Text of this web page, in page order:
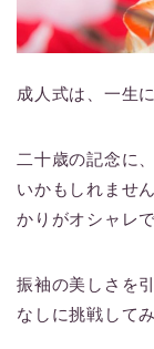
成人式は、一生
二十歳の記念に
いかもしれませ
かりがオシャレ
振袖の美しさを
なしに挑戦して